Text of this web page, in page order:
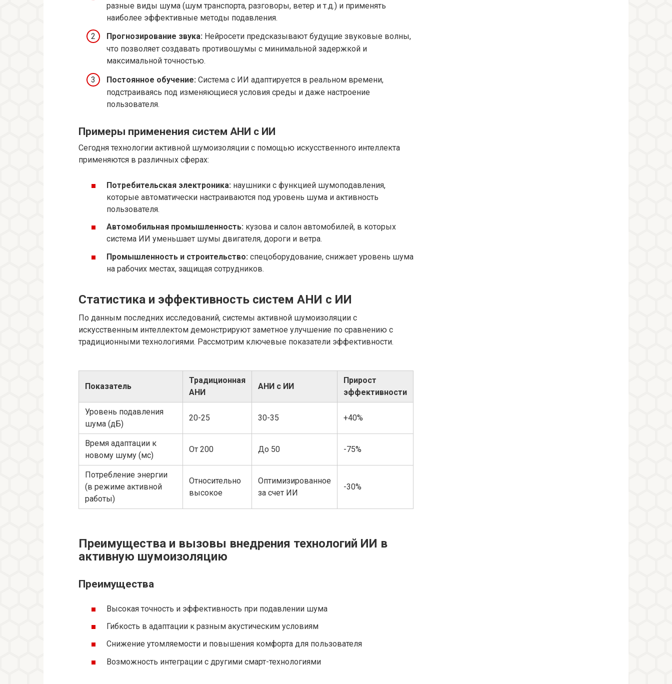
разные виды шума (шум транспорта, разговоры, ветер и т.д.) и применять
наиболее эффективные методы подавления.
Прогнозирование звука: Нейросети предсказывают будущие звуковые волны,
что позволяет создавать противошумы с минимальной задержкой и
максимальной точностью.
Постоянное обучение: Система с ИИ адаптируется в реальном времени,
подстраиваясь под изменяющиеся условия среды и даже настроение
пользователя.
Примеры применения систем АНИ с ИИ
Сегодня технологии активной шумоизоляции с помощью искусственного интеллекта
применяются в различных сферах:
Потребительская электроника: наушники с функцией шумоподавления,
которые автоматически настраиваются под уровень шума и активность
пользователя.
Автомобильная промышленность: кузова и салон автомобилей, в которых
система ИИ уменьшает шумы двигателя, дороги и ветра.
Промышленность и строительство: спецоборудование, снижает уровень шума
на рабочих местах, защищая сотрудников.
Статистика и эффективность систем АНИ с ИИ
По данным последних исследований, системы активной шумоизоляции с
искусственным интеллектом демонстрируют заметное улучшение по сравнению с
традиционными технологиями. Рассмотрим ключевые показатели эффективности.
Показатель
Традиционная
АНИ
АНИ с ИИ
Прирост
эффективности
Уровень подавления
шума (дБ)
20-25 30-35 +40%
Время адаптации к
новому шуму (мс)
От 200 До 50 -75%
Потребление энергии
(в режиме активной
работы)
Относительно
высокое
Оптимизированное
за счет ИИ
-30%
Преимущества и вызовы внедрения технологий ИИ в
активную шумоизоляцию
Преимущества
Высокая точность и эффективность при подавлении шума
Гибкость в адаптации к разным акустическим условиям
Снижение утомляемости и повышения комфорта для пользователя
Возможность интеграции с другими смарт-технологиями